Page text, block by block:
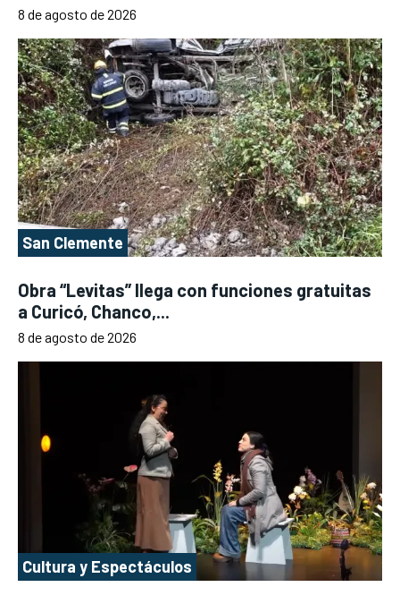
8 de agosto de 2026
San Clemente
Obra “Levitas” llega con funciones gratuitas
a Curicó, Chanco,...
8 de agosto de 2026
Cultura y Espectáculos